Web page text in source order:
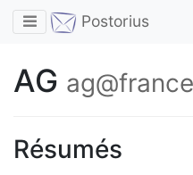
Toggle navigation
Postorius
AG
Résumés